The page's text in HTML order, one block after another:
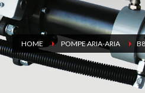
HOME POMPE ARIA-ARIA